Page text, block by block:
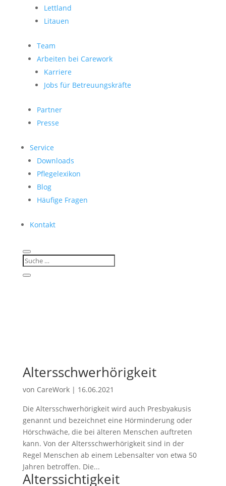
Lettland
Litauen
Team
Arbeiten bei Carework
Karriere
Jobs für Betreuungskräfte
Partner
Presse
Service
Downloads
Pflegelexikon
Blog
Häufige Fragen
Kontakt
Altersschwerhörigkeit
von CareWork| 16.06.2021
Die Altersschwerhörigkeit wird auch Presbyakusis
genannt und bezeichnet eine Hörminderung oder
Hörschwäche, die bei älteren Menschen auftreten
kann. Von der Altersschwerhörigkeit sind in der
Regel Menschen ab einem Lebensalter von etwa 50
Jahren betroffen. Die...
Alterssichtigkeit